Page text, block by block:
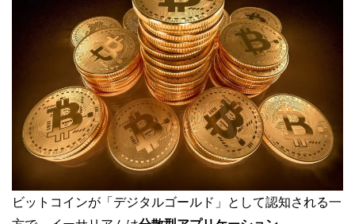
ビットコインが「デジタルゴールド」として認知される一